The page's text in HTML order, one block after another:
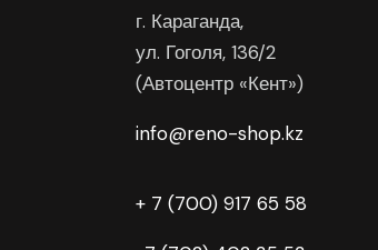
г. Караганда,
ул. Гоголя, 136/2
(Автоцентр «Кент»)
info@reno-shop.kz
+ 7 (700) 917 65 58